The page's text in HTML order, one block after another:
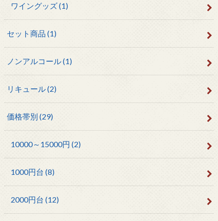
ワイングッズ(1)
セット商品 (1)
ノンアルコール(1)
リキュール(2)
価格帯別 (29)
10000～15000円 (2)
1000円台 (8)
2000円台 (12)